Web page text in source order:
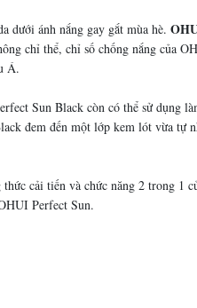
dưới ánh nắng gay gắt mùa hè.
chỉ thể, chỉ số chống nắng của
Á.
Sun Black còn có thể sử dụng
đem đến một lớp kem lót vừa tự
cải tiến và chức năng 2 trong
Perfect Sun.